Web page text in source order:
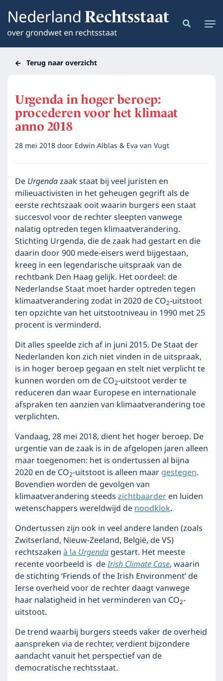
Terug naar overzicht
Urgenda in hoger beroep:
procederen voor het klimaat
anno 2018
28 mei 2018door Edwin Alblas & Eva van Vugt
DeUrgendazaak staat bij veel juristen en
milieuactivisten in het geheugen gegrift als de
eerste rechtszaak ooit waarin burgers een staat
succesvol voor de rechter sleepten vanwege
nalatig optreden tegen klimaatverandering.
Stichting Urgenda, die de zaak had gestart en die
daarin door 900 mede-eisers werd bijgestaan,
kreeg in een legendarische uitspraak van de
rechtbank Den Haag gelijk. Het oordeel: de
Nederlandse Staat moet harder optreden tegen
klimaatverandering zodat in 2020 de CO2-uitstoot
ten opzichte van het uitstootniveau in 1990 met 25
procent is verminderd.
Dit alles speelde zich af in juni 2015. De Staat der
Nederlanden kon zich niet vinden in de uitspraak,
is in hoger beroep gegaan en stelt niet verplicht te
kunnen worden om de CO2-uitstoot verder te
reduceren dan waar Europese en internationale
afspraken ten aanzien van klimaatverandering toe
verplichten.
Vandaag, 28 mei 2018, dient het hoger beroep. De
urgentie van de zaak is in de afgelopen jaren alleen
maar toegenomen: het is ondertussen al bijna
2020 en de CO2-uitstoot is alleen maargestegen.
Bovendien worden de gevolgen van
klimaatverandering steedszichtbaarderen luiden
wetenschappers wereldwijd denoodklok.
Ondertussen zijn ook in veel andere landen (zoals
Zwitserland, Nieuw-Zeeland, België, de VS)
rechtszakenà laUrgendagestart. Het meeste
recente voorbeeld is deIrish Climate Case, waarin
de stichting ‘Friends of the Irish Environment’ de
Ierse overheid voor de rechter daagt vanwege
haar nalatigheid in het verminderen van CO2-
uitstoot.
De trend waarbij burgers steeds vaker de overheid
aanspreken via de rechter, verdient bijzondere
aandacht vanuit het perspectief van de
democratische rechtsstaat.